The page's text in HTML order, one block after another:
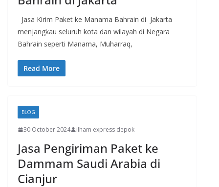
Jasa Kirim Paket ke Manama Bahrain di Jakarta
menjangkau seluruh kota dan wilayah di Negara
Bahrain seperti Manama, Muharraq,
Read More
BLOG
30 October 2024 ilham express depok
Jasa Pengiriman Paket ke
Dammam Saudi Arabia di
Cianjur